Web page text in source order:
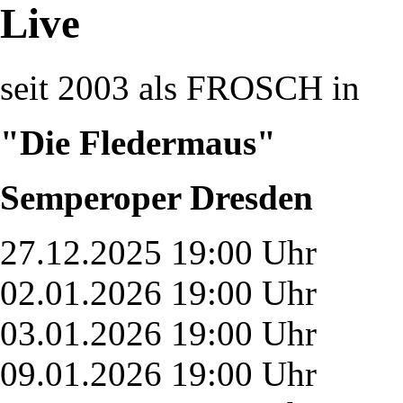
Live
seit 2003 als FROSCH in
"Die Fledermaus"
Semperoper Dresden
27.12.2025 19:00 Uhr
02.01.2026 19:00 Uhr
03.01.2026 19:00 Uhr
09.01.2026 19:00 Uhr